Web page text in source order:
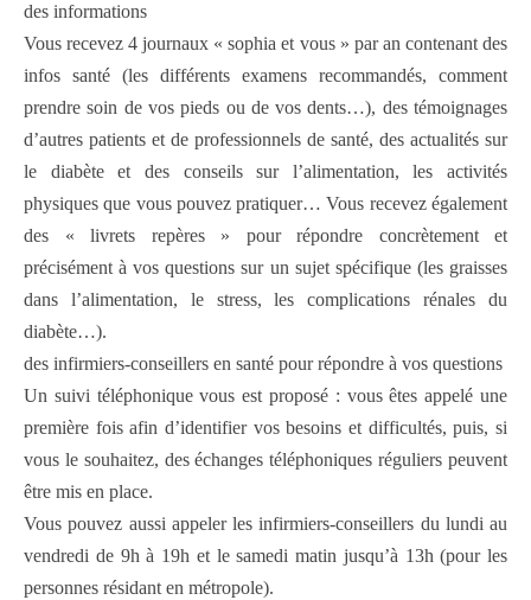
des informations
Vous recevez 4 journaux « sophia et vous » par an contenant des
infos santé (les différents examens recommandés, comment
prendre soin de vos pieds ou de vos dents…), des témoignages
d’autres patients et de professionnels de santé, des actualités sur
le diabète et des conseils sur l’alimentation, les activités
physiques que vous pouvez pratiquer… Vous recevez également
des « livrets repères » pour répondre concrètement et
précisément à vos questions sur un sujet spécifique (les graisses
dans l’alimentation, le stress, les complications rénales du
diabète…).
des infirmiers-conseillers en santé pour répondre à vos questions
Un suivi téléphonique vous est proposé : vous êtes appelé une
première fois afin d’identifier vos besoins et difficultés, puis, si
vous le souhaitez, des échanges téléphoniques réguliers peuvent
être mis en place.
Vous pouvez aussi appeler les infirmiers-conseillers du lundi au
vendredi de 9h à 19h et le samedi matin jusqu’à 13h (pour les
personnes résidant en métropole).